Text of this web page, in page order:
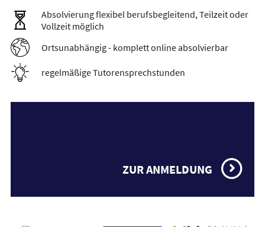
Absolvierung flexibel berufsbegleitend, Teilzeit oder
Vollzeit möglich
Ortsunabhängig - komplett online absolvierbar
regelmäßige Tutorensprechstunden
ZUR ANMELDUNG